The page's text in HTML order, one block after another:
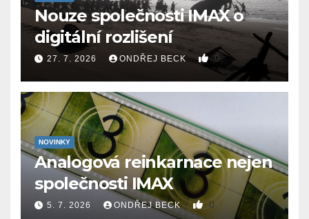
Nouze společnosti IMAX o
digitální rozlišení
27. 7. 2026 ONDŘEJ BECK 0
NOVINKY
Analogová reinkarnace nejen
společnosti IMAX
5. 7. 2026 ONDŘEJ BECK 0